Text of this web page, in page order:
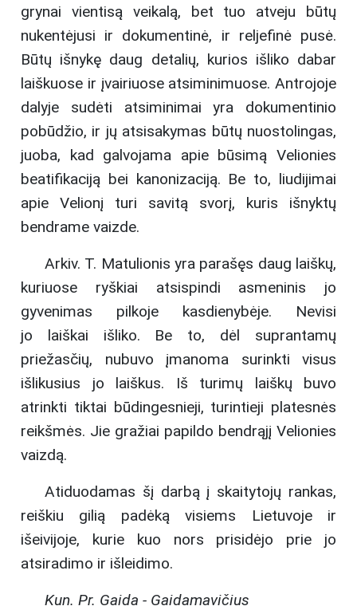
grynai vientisą veikalą, bet tuo atveju būtų
nukentėjusi ir dokumentinė, ir reljefinė pusė.
Būtų išnykę daug detalių, kurios išliko dabar
laiškuose ir įvairiuose atsiminimuose. Antrojoje
dalyje sudėti atsiminimai yra dokumentinio
pobūdžio, ir jų atsisakymas būtų nuostolingas,
juoba, kad galvojama apie būsimą Velionies
beatifikaciją bei kanonizaciją. Be to, liudijimai
apie Velionį turi savitą svorį, kuris išnyktų
bendrame vaizde.
Arkiv. T. Matulionis yra parašęs daug laiškų,
kuriuose ryškiai atsispindi asmeninis jo
gyvenimas pilkoje kasdienybėje. Nevisi
jo laiškai išliko. Be to, dėl suprantamų
priežasčių, nubuvo įmanoma surinkti visus
išlikusius jo laiškus. Iš turimų laiškų buvo
atrinkti tiktai būdingesnieji, turintieji platesnės
reikšmės. Jie gražiai papildo bendrąjį Velionies
vaizdą.
Atiduodamas šį darbą į skaitytojų rankas,
reiškiu gilią padėką visiems Lietuvoje ir
išeivijoje, kurie kuo nors prisidėjo prie jo
atsiradimo ir išleidimo.
Kun. Pr. Gaida - Gaidamavičius